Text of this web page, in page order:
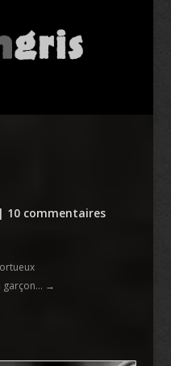
10 commentaires
→